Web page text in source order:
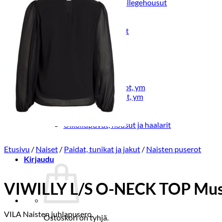
Lasten trikoo-ja collegehousut
Lasten farkut
Lasten shortsit
Lasten juhlahousut
Yöasut ja kylpytakit
Lasten yöpaidat
Lasten pyjamat
Vyöt, käsineet,pipot, ym
Sukat, sukkahousut, ym
Lasten ulkoilu
Lasten takit
Ulkoilupuvut, housut ja haalarit
Kirjaudu
Ostoskori on tyhjä.
Etusivu / Naiset / Paidat, tunikat ja jakut / Naisten puserot
VIWILLY L/S O-NECK TOP
VILA Naisten juhlapusero.